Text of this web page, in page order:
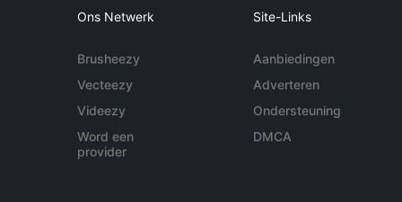
Ons Netwerk
Brusheezy
Vecteezy
Videezy
Word een
provider
Site-Links
Aanbiedingen
Adverteren
Ondersteuning
DMCA